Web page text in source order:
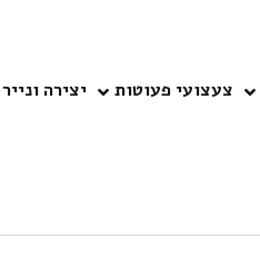
צעצועי פעוטות יצירה ונייר